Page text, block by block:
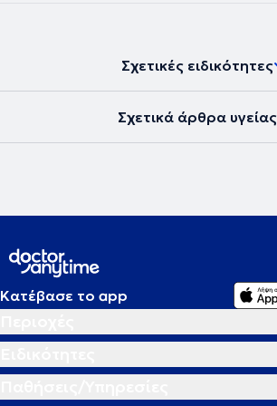
Σχετικές ειδικότητες
Σχετικά άρθρα υγείας
Κατέβασε το app